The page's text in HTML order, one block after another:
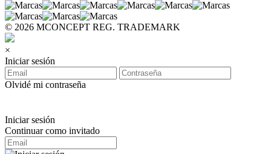
© 2026 MCONCEPT REG. TRADEMARK
×
Iniciar sesión
Olvidé mi contraseña
Iniciar sesión
Continuar como invitado